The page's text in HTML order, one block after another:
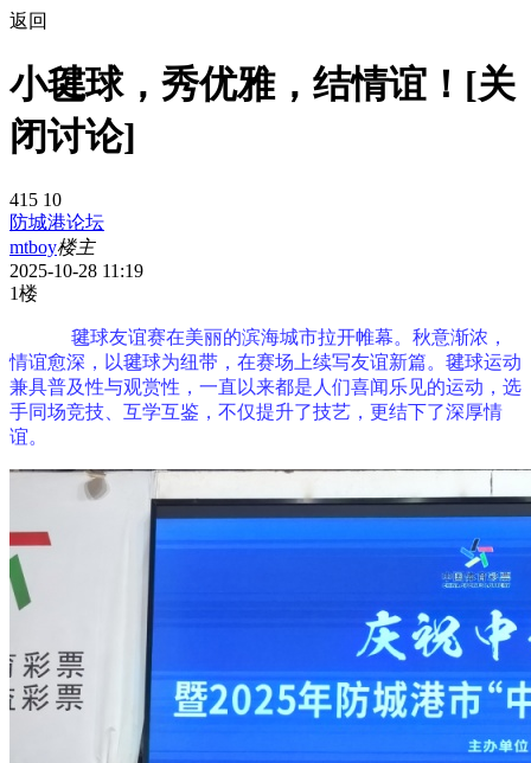
返回
小毽球，秀优雅，结情谊！[关
闭讨论]
415 10
防城港论坛
mtboy楼主
2025-10-28 11:19
1楼
毽球友谊赛在美丽的滨海城市拉开帷幕。秋意渐浓，
情谊愈深，以毽球为纽带，在赛场上续写友谊新篇。毽球运动
兼具普及性与观赏性，一直以来都是人们喜闻乐见的运动，选
手同场竞技、互学互鉴，不仅提升了技艺，更结下了深厚情
谊。